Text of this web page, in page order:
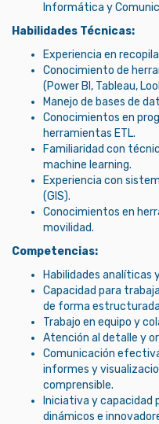
Informática y
Habilidades Técnicas:
Experiencia en
Conocimiento de
(Power BI, Tableau,
Manejo de bases de
Conocimientos en
herramientas ETL.
Familiaridad con
machine learning.
Experiencia con
(GIS).
Conocimientos en
movilidad.
Competencias:
Habilidades analíticas
Capacidad para
de forma
Trabajo en equipo y
Atención al detalle y
Comunicación
informes y
comprensible.
Iniciativa y capacidad
dinámicos e